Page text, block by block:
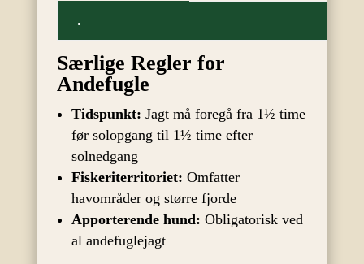
.
Særlige Regler for
Andefugle
Tidspunkt: Jagt må foregå fra 1½ time
før solopgang til 1½ time efter
solnedgang
Fiskeriterritoriet: Omfatter
havområder og større fjorde
Apporterende hund: Obligatorisk ved
al andefuglejagt